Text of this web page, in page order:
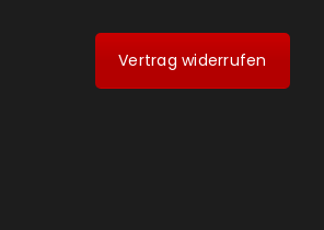
Vertrag widerrufen